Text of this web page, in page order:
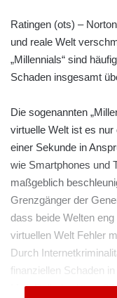
Ratingen (ots) –
und reale Welt
„Millennials“ sind
Schaden insgesamt
Die sogenannten
virtuelle Welt ist es
einer Sekunde in
wie Smartphones und
maßgeblich
Grenzgänger der
dass beide Welten
virtuellen Welt Fehler
Durch
finanziellen Schaden
Mrd. Dollar) erlitten.